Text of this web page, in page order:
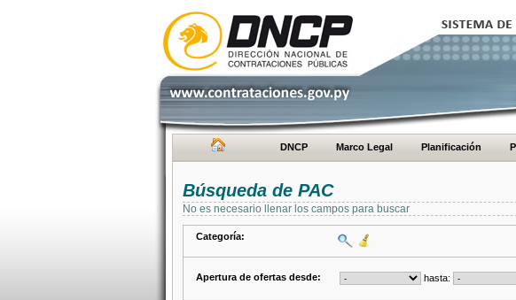
DNCP Marco Legal Planificación
Búsqueda de PAC
No es necesario llenar los campos para buscar
Categoría:
Apertura de ofertas desde: hasta: